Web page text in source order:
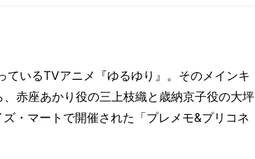
いるTVアニメ『ゆるゆり』。そのメインキ
赤座あかり役の三上枝織と歳納京子役の大坪
・マートで開催された「プレメモ&プリコネ